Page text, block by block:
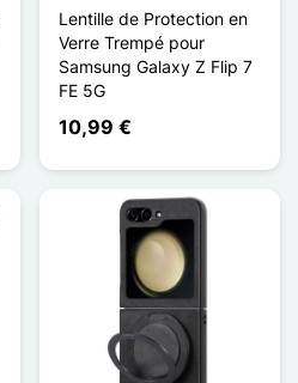
Lentille de Protection en
Verre Trempé pour
Samsung Galaxy Z Flip 7
FE 5G
10,99 €